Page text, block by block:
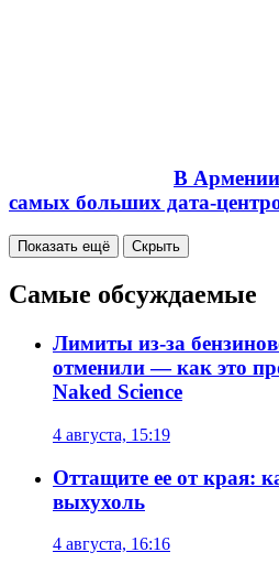
В
самых больших дата-
Показать ещё Скрыть
Самые обсуждаемые
Лимиты из-за
отменили — как это
Naked Science
4 августа, 15:19
Оттащите ее от края:
выхухоль
4 августа, 16:16